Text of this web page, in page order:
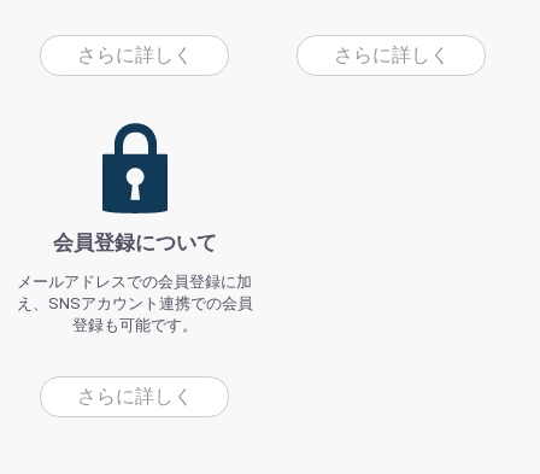
さらに詳しく さらに詳しく
会員登録について
メールアドレスでの会員登録に加
え、SNSアカウント連携での会員
登録も可能です。
さらに詳しく